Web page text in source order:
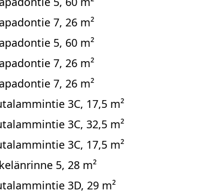
7, 26 m²
5, 60 m²
7, 26 m²
7, 26 m²
3C, 17,5 m²
3C, 32,5 m²
3C, 17,5 m²
5, 28 m²
3D, 29 m²